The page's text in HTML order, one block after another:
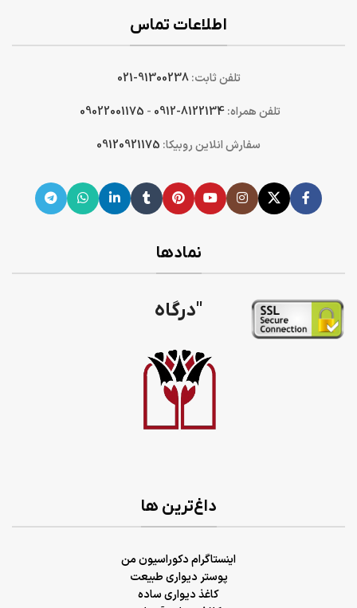
اطلاعات تماس
تلفن ثابت:91300238-021
تلفن همراه:8122134-0912
-
09022001175
سفارش انلاین روبیکا: 09120921175
نمادها
"درگاه
داغ‌ترین ها
اینستاگرام دکوراسیون من
پوستر دیواری طبیعت
کاغذ دیواری ساده